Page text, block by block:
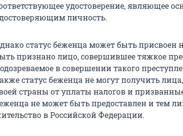
удостоверение, являющее
личность.
статус беженца может быть
признано лицо, совершившее тяжкое
в совершении такого
статус беженца не могут получить
страны от уплаты налогов и
не может быть предоставлен и тем
в Российской Федерации.